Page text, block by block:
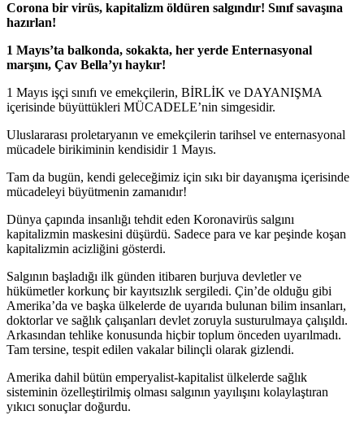
Corona bir virüs, kapitalizm öldüren salgındır! Sınıf savaşına
hazırlan!
1 Mayıs’ta balkonda, sokakta, her yerde Enternasyonal
marşını, Çav Bella’yı haykır!
1 Mayıs işçi sınıfı ve emekçilerin, BİRLİK ve DAYANIŞMA
içerisinde büyüttükleri MÜCADELE’nin simgesidir.
Uluslararası proletaryanın ve emekçilerin tarihsel ve enternasyonal
mücadele birikiminin kendisidir 1 Mayıs.
Tam da bugün, kendi geleceğimiz için sıkı bir dayanışma içerisinde
mücadeleyi büyütmenin zamanıdır!
Dünya çapında insanlığı tehdit eden Koronavirüs salgını
kapitalizmin maskesini düşürdü. Sadece para ve kar peşinde koşan
kapitalizmin acizliğini gösterdi.
Salgının başladığı ilk günden itibaren burjuva devletler ve
hükümetler korkunç bir kayıtsızlık sergiledi. Çin’de olduğu gibi
Amerika’da ve başka ülkelerde de uyarıda bulunan bilim insanları,
doktorlar ve sağlık çalışanları devlet zoruyla susturulmaya çalışıldı.
Arkasından tehlike konusunda hiçbir toplum önceden uyarılmadı.
Tam tersine, tespit edilen vakalar bilinçli olarak gizlendi.
Amerika dahil bütün emperyalist-kapitalist ülkelerde sağlık
sisteminin özelleştirilmiş olması salgının yayılışını kolaylaştıran
yıkıcı sonuçlar doğurdu.